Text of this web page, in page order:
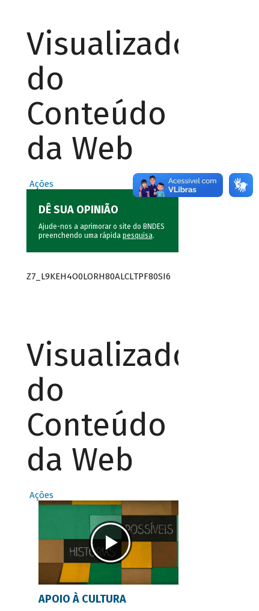
Visualizador
do
Conteúdo
da Web
Ações
DÊ SUA OPINIÃO
Ajude-nos a aprimorar o site do BNDES
preenchendo uma rápida pesquisa.
Z7_L9KEH4O0LORH80ALCLTPF80SI6
Visualizador
do
Conteúdo
da Web
Ações
APOIO À CULTURA